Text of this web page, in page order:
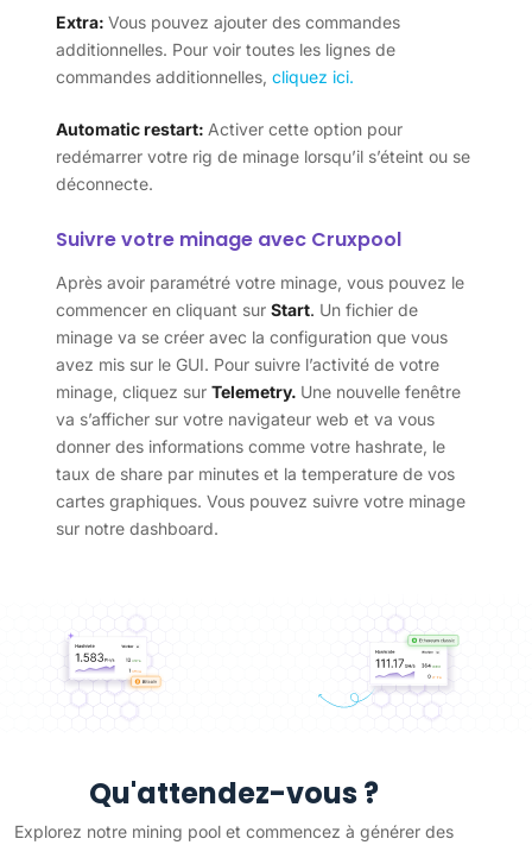
Extra: Vous pouvez ajouter des commandes
additionnelles. Pour voir toutes les lignes de
commandes additionnelles, cliquez ici.
Automatic restart: Activer cette option pour
redémarrer votre rig de minage lorsqu’il s’éteint ou se
déconnecte.
Suivre votre minage avec Cruxpool
Après avoir paramétré votre minage, vous pouvez le
commencer en cliquant sur Start. Un fichier de
minage va se créer avec la configuration que vous
avez mis sur le GUI. Pour suivre l’activité de votre
minage, cliquez sur Telemetry. Une nouvelle fenêtre
va s’afficher sur votre navigateur web et va vous
donner des informations comme votre hashrate, le
taux de share par minutes et la temperature de vos
cartes graphiques. Vous pouvez suivre votre minage
sur notre dashboard.
Qu'attendez-vous ?
Explorez notre mining pool et commencez à générer des